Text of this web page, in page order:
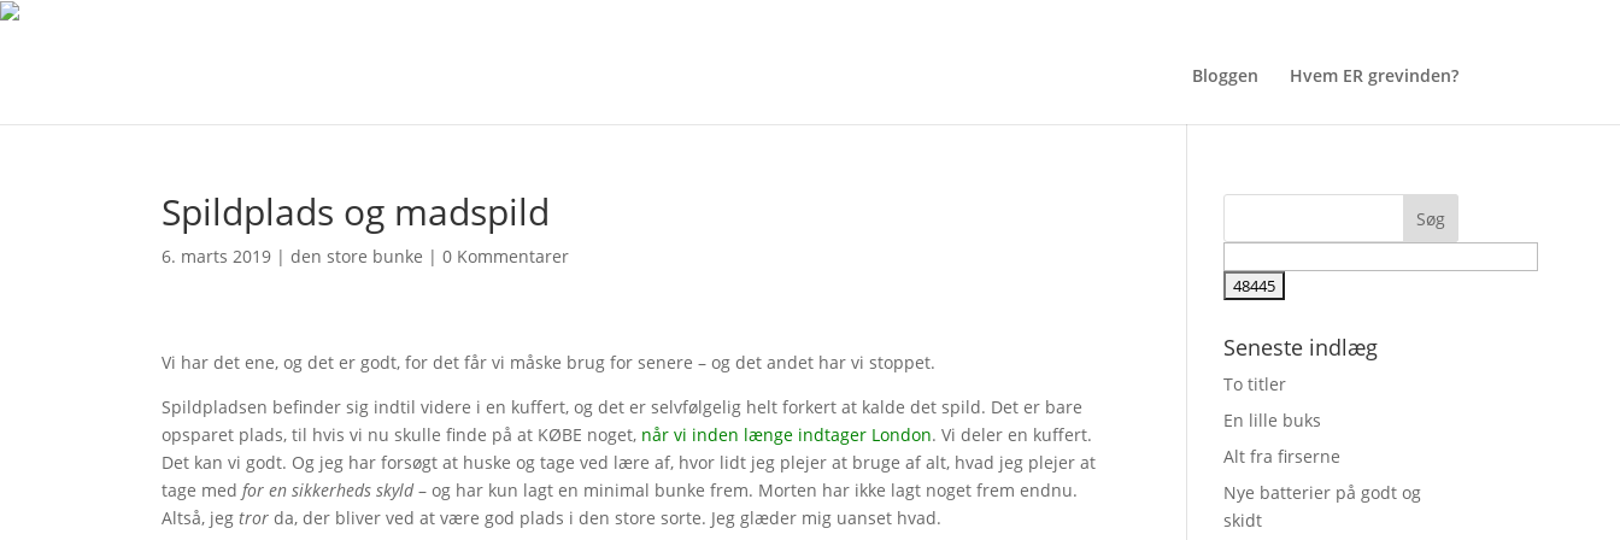
Bloggen Hvem ER grevinden?
Spildplads og madspild
6. marts 2019 |den store bunke |0 Kommentarer
Vi har det ene, og det er godt, for det får vi måske brug for senere – og det andet har vi stoppet.
Spildpladsen befinder sig indtil videre i en kuffert, og det er selvfølgelig helt forkert at kalde det spild. Det er bare
opsparet plads, til hvis vi nu skulle finde på at KØBE noget, når vi inden længe indtager London. Vi deler en kuffert.
Det kan vi godt. Og jeg har forsøgt at huske og tage ved lære af, hvor lidt jeg plejer at bruge af alt, hvad jeg plejer at
tage medfor en sikkerheds skyld– og har kun lagt en minimal bunke frem. Morten har ikke lagt noget frem endnu.
Altså, jegtror da, der bliver ved at være god plads i den store sorte. Jeg glæder mig uanset hvad.
Seneste indlæg
To titler
En lille buks
Alt fra firserne
Nye batterier på godt og
skidt